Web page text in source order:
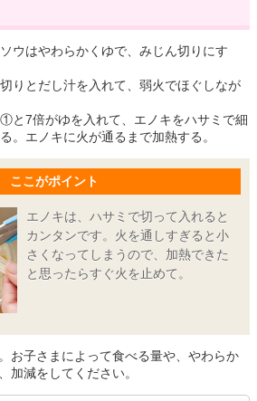
ウはやわらかくゆで、みじん切りにす
りとだし汁を入れて、弱火でほぐしなが
と7倍がゆを入れて、エノキをハサミで細
。エノキに火が通るまで加熱する。
ここがポイント
エノキは、ハサミで切って入れると
カンタンです。火を通しすぎると小
さくなってしまうので、加熱できた
と思ったらすぐ火を止めて。
お子さまによって食べる量や、やわらか
加減をしてください。